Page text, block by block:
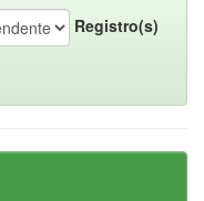
Registro(s)